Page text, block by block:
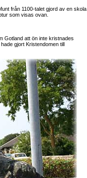
från 1100-talet gjord av en skola
som visas ovan.
Gotland att ön inte kristnades
gjort Kristendomen till